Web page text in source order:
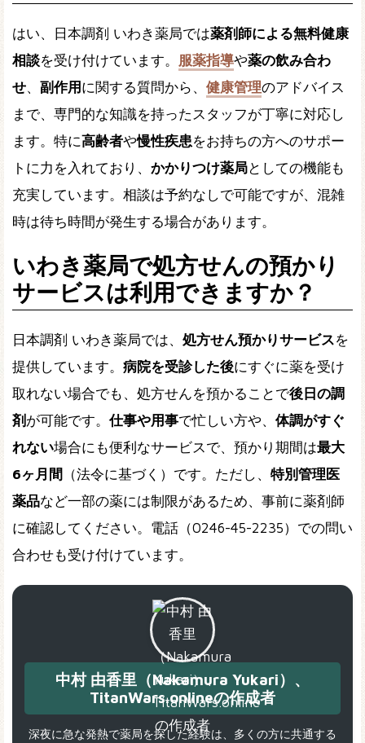
はい、日本調剤 いわき薬局では薬剤師による無料健康
相談を受け付けています。 服薬指導や薬の飲み合わ
せ、 副作用に関する質問から、 健康管理のアドバイス
まで、専門的な知識を持ったスタッフが丁寧に対応し
ます。特に高齢者や慢性疾患をお持ちの方へのサポー
トに力を入れており、 かかりつけ薬局としての機能も
充実しています。相談は予約なしで可能ですが、混雑
時は待ち時間が発生する場合があります。
いわき薬局で処方せんの預かり
サービスは利用できますか？
日本調剤 いわき薬局では、 処方せん預かりサービスを
提供しています。 病院を受診した後にすぐに薬を受け
取れない場合でも、処方せんを預かることで後日の調
剤 が可能です。仕事や用事で忙しい方や、 体調がすぐ
れない場合にも便利なサービスで、預かり期間は最大
6ヶ月間 （法令に基づく）です。ただし、 特別管理医
薬品など一部の薬には制限があるため、事前に薬剤師
に確認してください。電話（0246-45-2235）での問い
合わせも受け付けています。
中村 由香里（Nakamura Yukari）、
TitanWars.onlineの作成者
深夜に急な発熱で薬局を探した経験は、多くの方に共通する